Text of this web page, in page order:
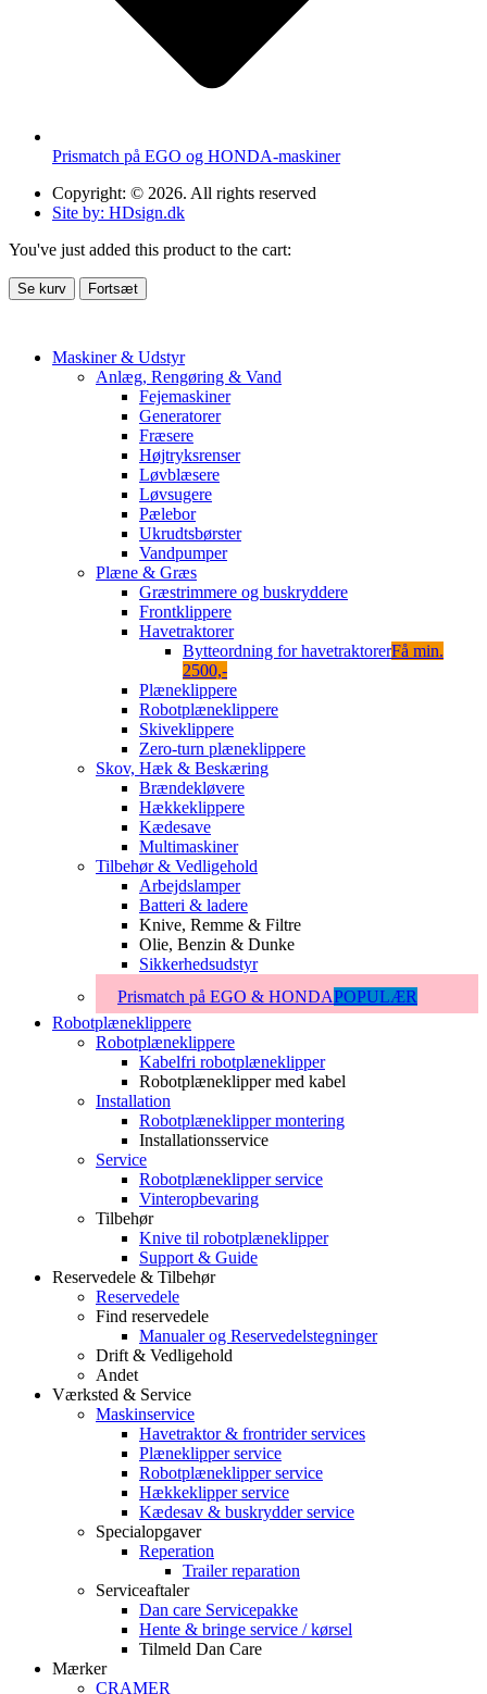
Prismatch på EGO og HONDA-maskiner
Copyright: © 2026. All rights reserved
Site by: HDsign.dk
You've just added this product to the cart:
Se kurv Fortsæt
Maskiner & Udstyr
Anlæg, Rengøring & Vand
Fejemaskiner
Generatorer
Fræsere
Højtryksrenser
Løvblæsere
Løvsugere
Pælebor
Ukrudtsbørster
Vandpumper
Plæne & Græs
Græstrimmere og buskryddere
Frontklippere
Havetraktorer
Bytteordning for havetraktorerFå min.
2500,-
Plæneklippere
Robotplæneklippere
Skiveklippere
Zero-turn plæneklippere
Skov, Hæk & Beskæring
Brændekløvere
Hækkeklippere
Kædesave
Multimaskiner
Tilbehør & Vedligehold
Arbejdslamper
Batteri & ladere
Knive, Remme & Filtre
Olie, Benzin & Dunke
Sikkerhedsudstyr
Prismatch på EGO & HONDAPOPULÆR
Robotplæneklippere
Robotplæneklippere
Kabelfri robotplæneklipper
Robotplæneklipper med kabel
Installation
Robotplæneklipper montering
Installationsservice
Service
Robotplæneklipper service
Vinteropbevaring
Tilbehør
Knive til robotplæneklipper
Support & Guide
Reservedele & Tilbehør
Reservedele
Find reservedele
Manualer og Reservedelstegninger
Drift & Vedligehold
Andet
Værksted & Service
Maskinservice
Havetraktor & frontrider services
Plæneklipper service
Robotplæneklipper service
Hækkeklipper service
Kædesav & buskrydder service
Specialopgaver
Reperation
Trailer reparation
Serviceaftaler
Dan care Servicepakke
Hente & bringe service / kørsel
Tilmeld Dan Care
Mærker
CRAMER